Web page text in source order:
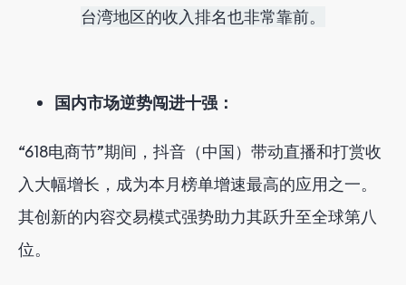
台湾地区的收入排名也非常靠前。
国内市场逆势闯进十强：
“618电商节”期间，抖音（中国）带动直播和打赏收
入大幅增长，成为本月榜单增速最高的应用之一。
其创新的内容交易模式强势助力其跃升至全球第八
位。